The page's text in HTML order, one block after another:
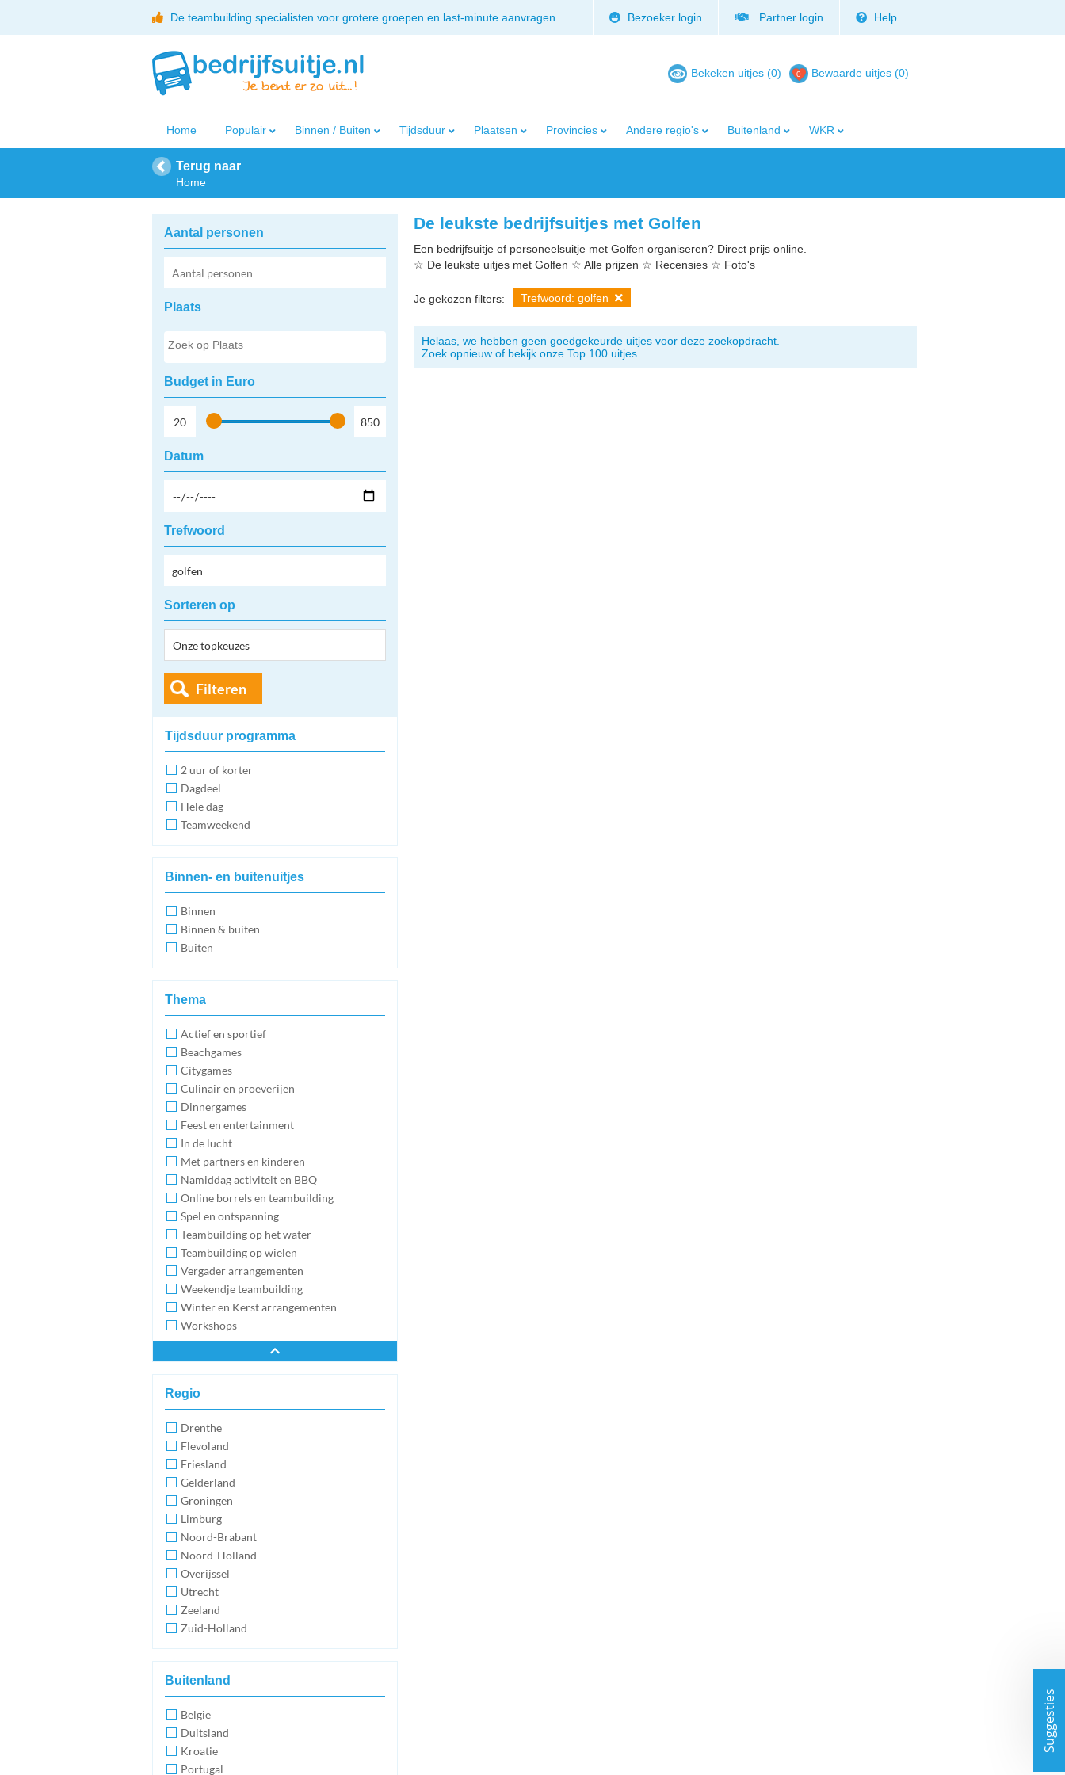
De teambuilding specialisten voor grotere groepen en last-minute aanvragen Bezoeker login Partner login Help
Bekeken uitjes (0) Bewaarde uitjes (0)
Home Populair Binnen / Buiten Tijdsduur Plaatsen Provincies Andere regio's Buitenland WKR
Terug naar
Home
Aantal personen
Plaats
Budget in Euro
Datum
Trefwoord
Sorteren op
Filteren
Tijdsduur programma
2 uur of korter
Dagdeel
Hele dag
Teamweekend
Binnen- en buitenuitjes
Binnen
Binnen & buiten
Buiten
Thema
Actief en sportief
Beachgames
Citygames
Culinair en proeverijen
Dinnergames
Feest en entertainment
In de lucht
Met partners en kinderen
Namiddag activiteit en BBQ
Online borrels en teambuilding
Spel en ontspanning
Teambuilding op het water
Teambuilding op wielen
Vergader arrangementen
Weekendje teambuilding
Winter en Kerst arrangementen
Workshops
Regio
Drenthe
Flevoland
Friesland
Gelderland
Groningen
Limburg
Noord-Brabant
Noord-Holland
Overijssel
Utrecht
Zeeland
Zuid-Holland
Buitenland
Belgie
Duitsland
Kroatie
Portugal
De leukste bedrijfsuitjes met Golfen
Een bedrijfsuitje of personeelsuitje met Golfen organiseren? Direct prijs online.
☆ De leukste uitjes met Golfen ☆ Alle prijzen ☆ Recensies ☆ Foto's
Je gekozen filters: Trefwoord: golfen
Helaas, we hebben geen goedgekeurde uitjes voor deze zoekopdracht.
Zoek opnieuw of bekijk onze Top 100 uitjes.
Suggesties